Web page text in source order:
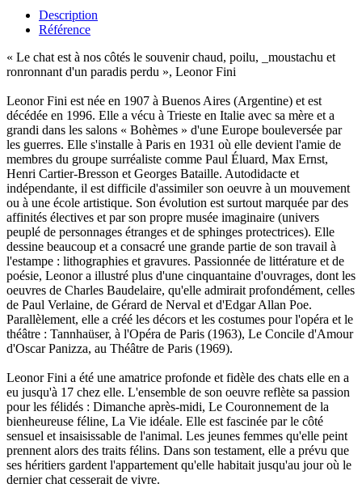
Description
Référence
« Le chat est à nos côtés le souvenir chaud, poilu, _moustachu et
ronronnant d'un paradis perdu », Leonor Fini
Leonor Fini est née en 1907 à Buenos Aires (Argentine) et est
décédée en 1996. Elle a vécu à Trieste en Italie avec sa mère et a
grandi dans les salons « Bohèmes » d'une Europe bouleversée par
les guerres. Elle s'installe à Paris en 1931 où elle devient l'amie de
membres du groupe surréaliste comme Paul Éluard, Max Ernst,
Henri Cartier-Bresson et Georges Bataille. Autodidacte et
indépendante, il est difficile d'assimiler son oeuvre à un mouvement
ou à une école artistique. Son évolution est surtout marquée par des
affinités électives et par son propre musée imaginaire (univers
peuplé de personnages étranges et de sphinges protectrices). Elle
dessine beaucoup et a consacré une grande partie de son travail à
l'estampe : lithographies et gravures. Passionnée de littérature et de
poésie, Leonor a illustré plus d'une cinquantaine d'ouvrages, dont les
oeuvres de Charles Baudelaire, qu'elle admirait profondément, celles
de Paul Verlaine, de Gérard de Nerval et d'Edgar Allan Poe.
Parallèlement, elle a créé les décors et les costumes pour l'opéra et le
théâtre : Tannhaüser, à l'Opéra de Paris (1963), Le Concile d'Amour
d'Oscar Panizza, au Théâtre de Paris (1969).
Leonor Fini a été une amatrice profonde et fidèle des chats elle en a
eu jusqu'à 17 chez elle. L'ensemble de son oeuvre reflète sa passion
pour les félidés : Dimanche après-midi, Le Couronnement de la
bienheureuse féline, La Vie idéale. Elle est fascinée par le côté
sensuel et insaisissable de l'animal. Les jeunes femmes qu'elle peint
prennent alors des traits félins. Dans son testament, elle a prévu que
ses héritiers gardent l'appartement qu'elle habitait jusqu'au jour où le
dernier chat cesserait de vivre.